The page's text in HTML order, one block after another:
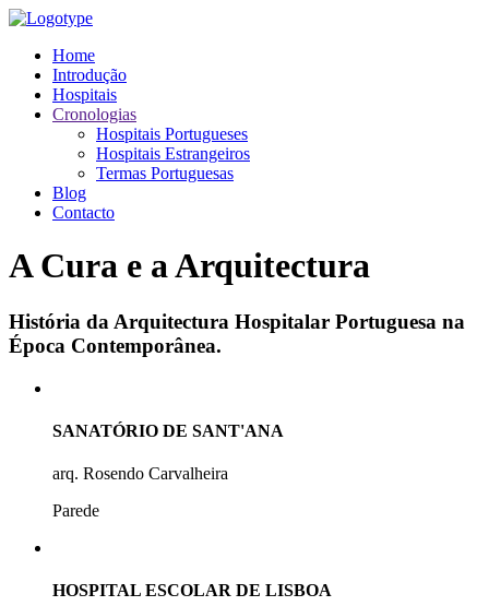
Home
Introdução
Hospitais
Cronologias
Hospitais Portugueses
Hospitais Estrangeiros
Termas Portuguesas
Blog
Contacto
A Cura e a Arquitectura
História da Arquitectura Hospitalar Portuguesa na
Época Contemporânea.
SANATÓRIO DE SANT'ANA
arq. Rosendo Carvalheira
Parede
HOSPITAL ESCOLAR DE LISBOA